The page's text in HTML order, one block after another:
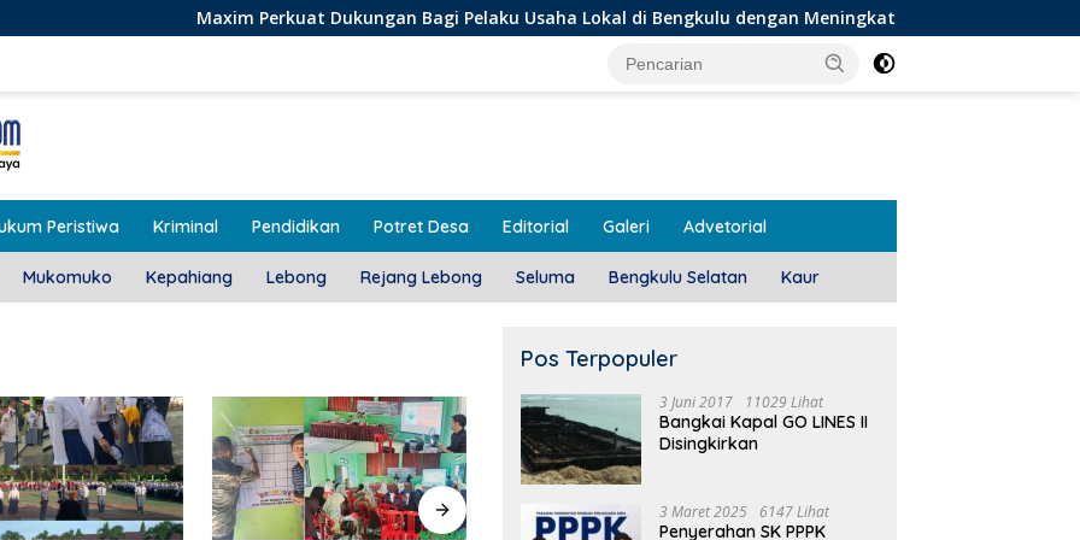
Maxim Perkuat Dukungan Bagi Pelaku Usaha Lokal di Bengkulu dengan Meningkatkan Ruang Publik dan Kebersihan Pasar
Peristiwa Kriminal Pendidikan Potret Desa Editorial Galeri Advetorial
Mukomuko Kepahiang Lebong Rejang Lebong Seluma Bengkulu Selatan Kaur
Pos Terpopuler
3 Juni 2017 11029 Lihat
Bangkai Kapal GO LINES II
Disingkirkan
3 Maret 2025 6147 Lihat
Penyerahan SK PPPK